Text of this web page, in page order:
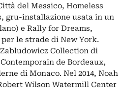
del Messico, Homeless
gru-installazione usata in un
e Rally for Dreams,
le strade di New York.
Collection di
de Bordeaux,
di Monaco. Nel 2014, Noah
Wilson Watermill Center